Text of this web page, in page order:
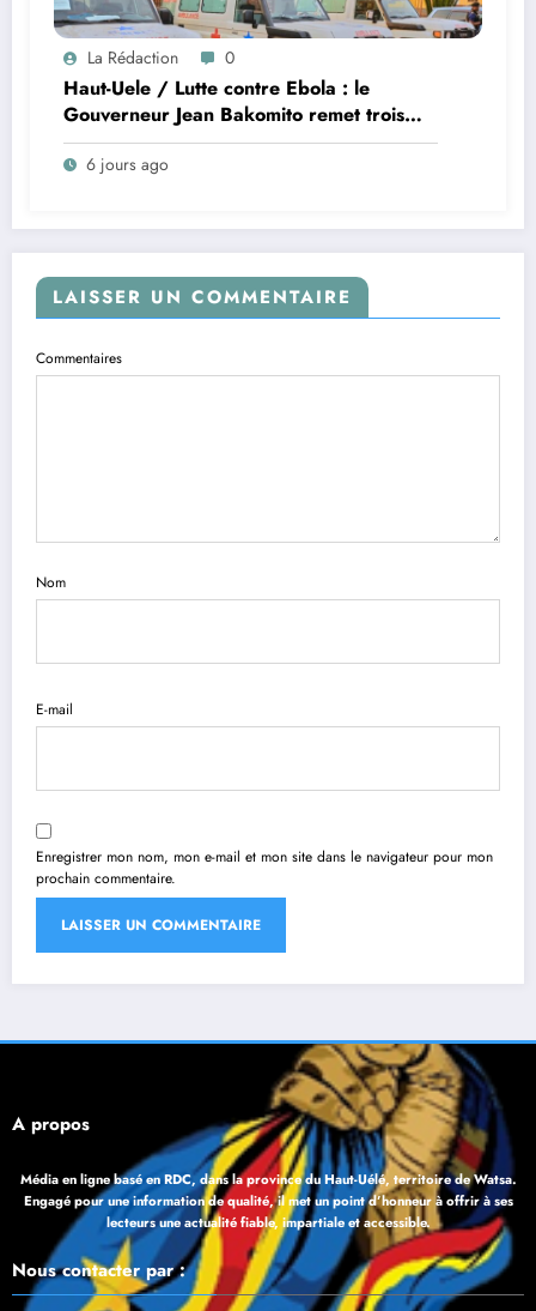
La Rédaction 0
Haut-Uele / Lutte contre Ebola : le
Gouverneur Jean Bakomito remet trois
ambulances du Gouvernement central aux
équipes de riposte
6 jours ago
LAISSER UN COMMENTAIRE
Commentaires
Nom
E-mail
Enregistrer mon nom, mon e-mail et mon site dans le navigateur pour mon
prochain commentaire.
À propos
Média en ligne basé en RDC, dans la province du Haut-Uélé, territoire de Watsa.
Engagé pour une information de qualité, il met un point d’honneur à offrir à ses
lecteurs une actualité fiable, impartiale et accessible.
Nous contacter par :